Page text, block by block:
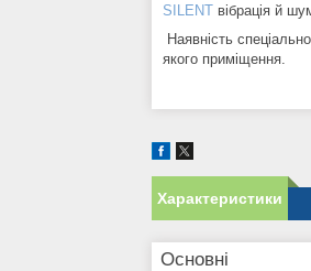
SILENT вібрація й
Наявність
якого приміщення.
Характеристики
Основні